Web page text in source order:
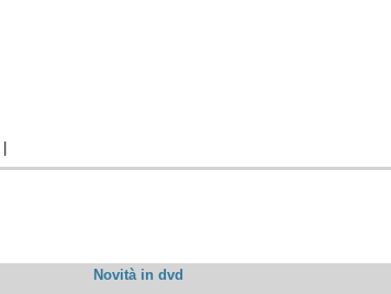
Novità in dvd